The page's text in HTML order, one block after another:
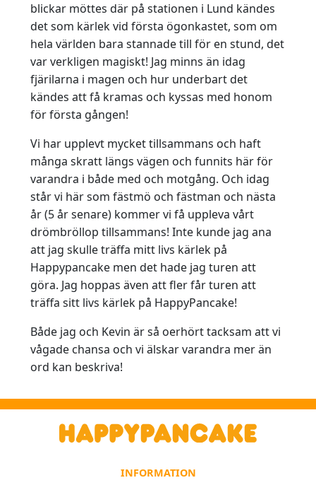
blickar möttes där på stationen i Lund kändes
det som kärlek vid första ögonkastet, som om
hela världen bara stannade till för en stund, det
var verkligen magiskt! Jag minns än idag
fjärilarna i magen och hur underbart det
kändes att få kramas och kyssas med honom
för första gången!
Vi har upplevt mycket tillsammans och haft
många skratt längs vägen och funnits här för
varandra i både med och motgång. Och idag
står vi här som fästmö och fästman och nästa
år (5 år senare) kommer vi få uppleva vårt
drömbröllop tillsammans! Inte kunde jag ana
att jag skulle träffa mitt livs kärlek på
Happypancake men det hade jag turen att
göra. Jag hoppas även att fler får turen att
träffa sitt livs kärlek på HappyPancake!
Både jag och Kevin är så oerhört tacksam att vi
vågade chansa och vi älskar varandra mer än
ord kan beskriva!
INFORMATION